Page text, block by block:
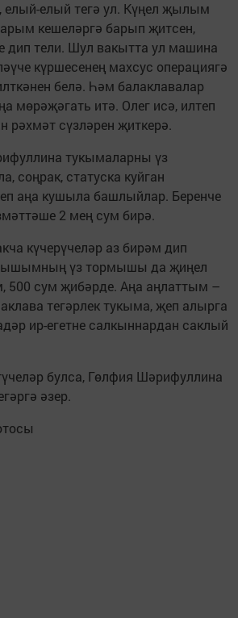
елый тегә ул. Күңел җылым
кешеләргә барып җитсен,
дип тели. Шул вакытта ул машина
күршесенең махсус операциягә
белә. Һәм балаклавалар
мөрәҗәгать итә. Олег исә, илтеп
рәхмәт сүзләрен җиткерә.
тукымаларны үз
соңрак, статуска куйган
аңа кушыла башлыйлар. Беренче
2 мең сум бирә.
күчерүчеләр аз бирәм дип
үз тормышы да җиңел
500 сум җибәрде. Аңа аңлаттым –
тегәрлек тукыма, җеп алырга
ир-егетне салкыннардан саклый
булса, Гөлфия Шәрифуллина
әзер.